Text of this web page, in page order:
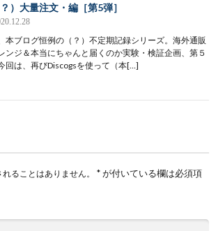
）大量注文・編［第5弾］
本ブログ恒例の（？）不定期記録シリーズ。海外通販
ンジ＆本当にちゃんと届くのか実験・検証企画、第５
回は、再びDiscogsを使って（本[…]
ることはありません。 *が付いている欄は必須項